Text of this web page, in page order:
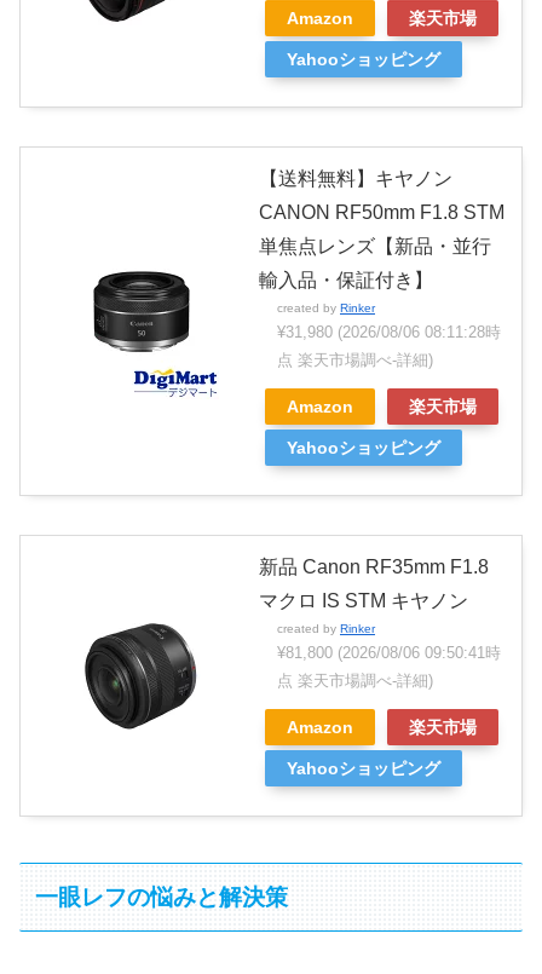
Amazon 楽天市場
Yahooショッピング
【送料無料】キヤノン
CANON RF50mm F1.8 STM
単焦点レンズ【新品・並行
輸入品・保証付き】
created by Rinker
¥31,980 (2026/08/06 08:11:28時
点 楽天市場調べ-詳細)
Amazon 楽天市場
Yahooショッピング
新品 Canon RF35mm F1.8
マクロ IS STM キヤノン
created by Rinker
¥81,800 (2026/08/06 09:50:41時
点 楽天市場調べ-詳細)
Amazon 楽天市場
Yahooショッピング
一眼レフの悩みと解決策